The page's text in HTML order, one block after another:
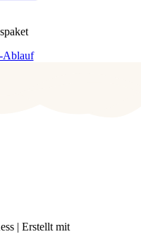
Ablauf
| Erstellt mit